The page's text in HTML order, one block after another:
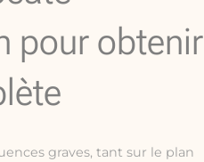
pour obtenir
graves, tant sur le plan